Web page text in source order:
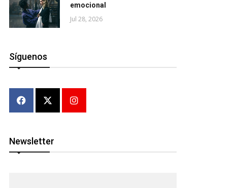
emocional
Jul 28, 2026
Síguenos
Newsletter